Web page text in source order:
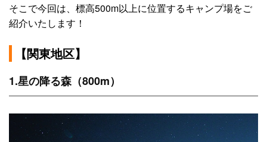
そこで今回は、標高500m以上に位置するキャンプ場をご
紹介いたします！
【関東地区】
1.星の降る森（800m）